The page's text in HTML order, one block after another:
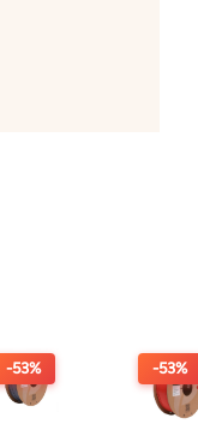
-53% -53%